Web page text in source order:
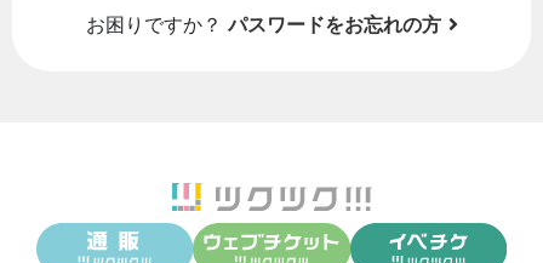
お困りですか？ パスワードをお忘れの方